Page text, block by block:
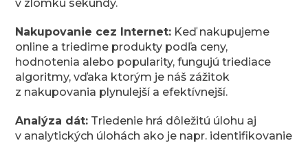
v zlomku sekundy.
Nakupovanie cez Internet: Keď nakupujeme
online a triedime produkty podľa ceny,
hodnotenia alebo popularity, fungujú triediace
algoritmy, vďaka ktorým je náš zážitok
z nakupovania plynulejší a efektívnejší.
Analýza dát: Triedenie hrá dôležitú úlohu aj
v analytických úlohách ako je napr. identifikovanie